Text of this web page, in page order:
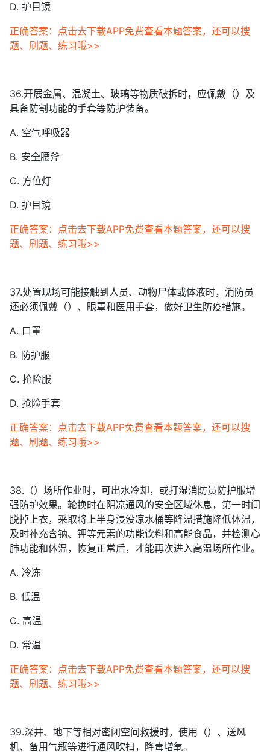
D. 护目镜
正确答案：点击去下载APP免费查看本题答案，还可以搜
题、刷题、练习哦>>
36.开展金属、混凝土、玻璃等物质破拆时，应佩戴（）及
具备防割功能的手套等防护装备。
A. 空气呼吸器
B. 安全腰斧
C. 方位灯
D. 护目镜
正确答案：点击去下载APP免费查看本题答案，还可以搜
题、刷题、练习哦>>
37.处置现场可能接触到人员、动物尸体或体液时，消防员
还必须佩戴（）、眼罩和医用手套，做好卫生防疫措施。
A. 口罩
B. 防护服
C. 抢险服
D. 抢险手套
正确答案：点击去下载APP免费查看本题答案，还可以搜
题、刷题、练习哦>>
38.（）场所作业时，可出水冷却，或打湿消防员防护服增
强防护效果。轮换时在阴凉通风的安全区域休息，第一时间
脱掉上衣，采取将上半身浸没凉水桶等降温措施降低体温，
及时补充含钠、钾等元素的功能饮料和高能食品，并检测心
肺功能和体温，恢复正常后，才能再次进入高温场所作业。
A. 冷冻
B. 低温
C. 高温
D. 常温
正确答案：点击去下载APP免费查看本题答案，还可以搜
题、刷题、练习哦>>
39.深井、地下等相对密闭空间救援时，使用（）、送风
机、备用气瓶等进行通风吹扫，降毒增氧。